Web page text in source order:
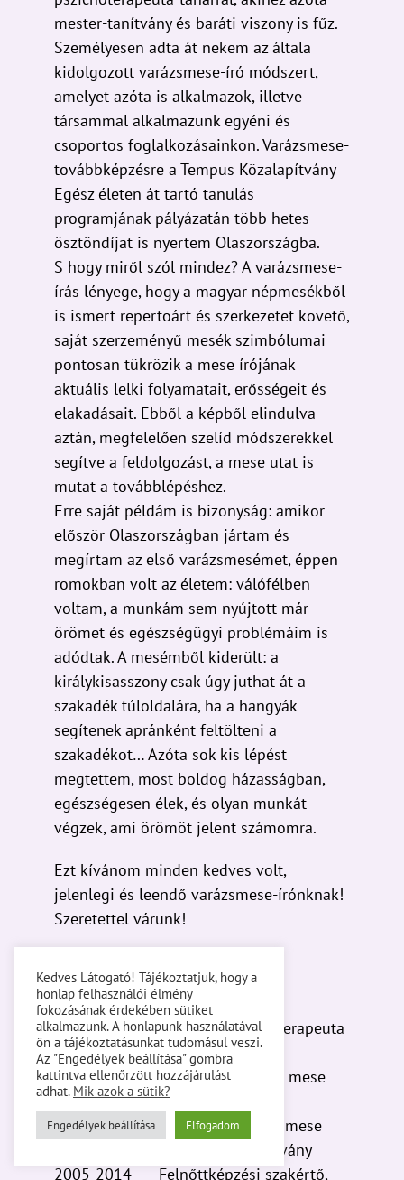
Személyesen adta át nekem az általa
kidolgozott varázsmese-író módszert,
amelyet azóta is alkalmazok, illetve
társammal alkalmazunk egyéni és
csoportos foglalkozásainkon. Varázsmese-
továbbképzésre a Tempus Közalapítvány
Egész életen át tartó tanulás
programjának pályázatán több hetes
ösztöndíjat is nyertem Olaszországba.
S hogy miről szól mindez? A varázsmese-
írás lényege, hogy a magyar népmesékből
is ismert repertoárt és szerkezetet követő,
saját szerzeményű mesék szimbólumai
pontosan tükrözik a mese írójának
aktuális lelki folyamatait, erősségeit és
elakadásait. Ebből a képből elindulva
aztán, megfelelően szelíd módszerekkel
segítve a feldolgozást, a mese utat is
mutat a továbblépéshez.
Erre saját példám is bizonyság: amikor
először Olaszországban jártam és
megírtam az első varázsmesémet, éppen
romokban volt az életem: válófélben
voltam, a munkám sem nyújtott már
örömet és egészségügyi problémáim is
adódtak. A mesémből kiderült: a
királykisasszony csak úgy juthat át a
szakadék túloldalára, ha a hangyák
segítenek apránként feltölteni a
szakadékot… Azóta sok kis lépést
megtettem, most boldog házasságban,
egészségesen élek, és olyan munkát
végzek, ami örömöt jelent számomra.
Ezt kívánom minden kedves volt,
Szeretettel várunk!
SZAKMAI TAPASZTALAT
transzperszonális pszichológiai terapeuta
– magánpraxis
2013- Transzformációs mese
tréner – Napfényes Tanfolyamok
2011-13 Transzformációs mese
tréner – Tiéd lehet a világ Alapítvány
2005-2014 Felnőttképzési szakértő,
NMH Felnőttképzési Akkreditáló Testület
Kedves Látogató! Tájékoztatjuk, hogy a
honlap felhasználói élmény
fokozásának érdekében sütiket
alkalmazunk. A honlapunk használatával
ön a tájékoztatásunkat tudomásul veszi.
Az "Engedélyek beállítása" gombra
kattintva ellenőrzött hozzájárulást
adhat. Mik azok a sütik?
Engedélyek beállítása Elfogadom